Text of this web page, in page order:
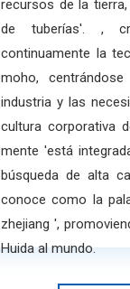
recursos de la
de tuberías'. ,
continuamente la
moho,
industria y las
cultura corporativa
mente 'está
búsqueda de alta
conoce como la
zhejiang ',
Huida al mundo.